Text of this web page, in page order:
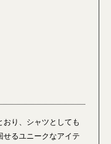
おり、シャツとしても
せるユニークなアイテ